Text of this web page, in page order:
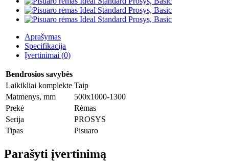
Aprašymas
Specifikacija
Įvertinimai (0)
Bendrosios savybės
Laikikliai komplekte Taip
Matmenys, mm
500x1000-1300
Prekė
Rėmas
Serija
PROSYS
Tipas
Pisuaro
Parašyti įvertinimą